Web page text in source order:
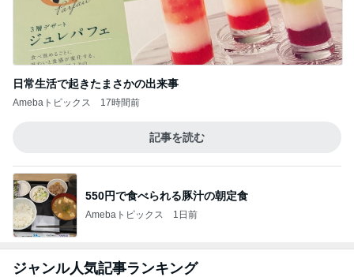
日常生活で起きたまさかの出来事
Amebaトピックス 17時間前
記事を読む
550円で食べられる豚汁の朝定食
Amebaトピックス 1日前
ジャンル人気記事ランキング